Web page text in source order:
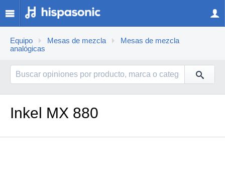
Equipo Mesas de mezcla
Mesas de mezcla
analógicas
Inkel MX 880